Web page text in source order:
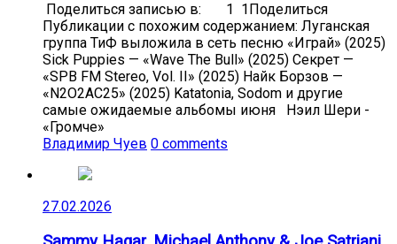
Поделиться записью в: 1 1Поделиться
Публикации с похожим содержанием: Луганская
группа ТиФ выложила в сеть песню «Играй» (2025)
Sick Puppies — «Wave The Bull» (2025) Секрет —
«SPB FM Stereo, Vol. II» (2025) Найк Борзов —
«N2O2AC25» (2025) Katatonia, Sodom и другие
самые ожидаемые альбомы июня Нэил Шери -
«Громче»
Владимир Чуев 0 comments
27.02.2026